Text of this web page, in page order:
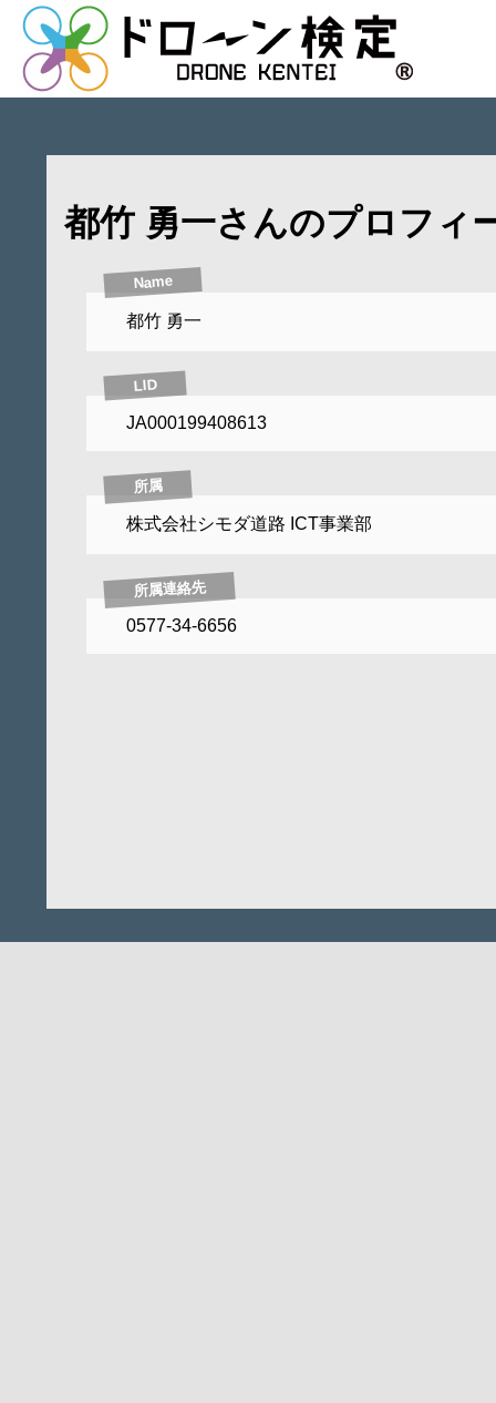
都竹 勇一さんのプロフィ
Name
都竹 勇一
LID
JA000199408613
所属
株式会社シモダ道路 ICT事業部
所属連絡先
0577-34-6656